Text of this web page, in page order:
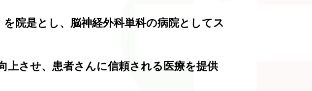
を院是とし、脳神経外科単科の病院としてス
上させ、患者さんに信頼される医療を提供